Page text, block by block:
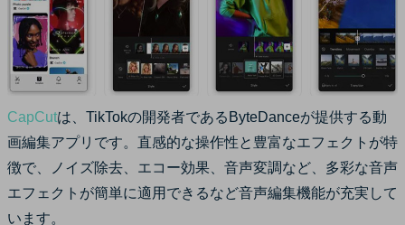
CapCutは、TikTokの開発者であるByteDanceが提供する動
画編集アプリです。直感的な操作性と豊富なエフェクトが特
徴で、ノイズ除去、エコー効果、音声変調など、多彩な音声
エフェクトが簡単に適用できるなど音声編集機能が充実して
います。